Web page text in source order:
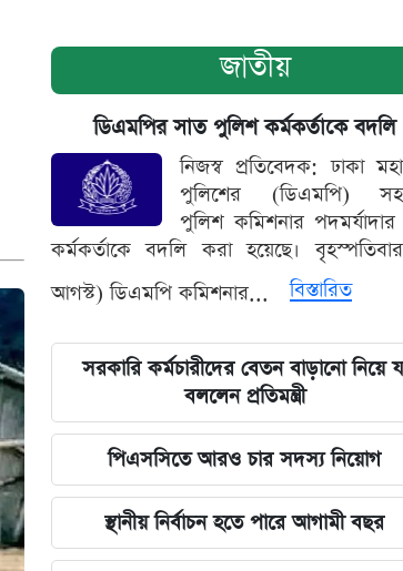
জাতীয়
ডিএমপির সাত পুলিশ কর্মকর্তাকে বদলি
নিজস্ব প্রতিবেদক: ঢাকা
পুলিশের (ডিএমপি)
পুলিশ কমিশনার
কর্মকর্তাকে বদলি করা হয়েছে।
আগস্ট) ডিএমপি কমিশনার...
বিস্তারিত
সরকারি কর্মচারীদের বেতন বাড়ানো নিয়ে
বললেন প্রতিমন্ত্রী
পিএসসিতে আরও চার সদস্য নিয়োগ
স্থানীয় নির্বাচন হতে পারে আগামী বছর